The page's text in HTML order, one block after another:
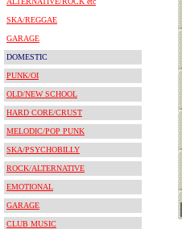
SKA/REGGAE
GARAGE
DOMESTIC
PUNK/OI
OLD/NEW SCHOOL
HARD CORE/CRUST
MELODIC/POP PUNK
SKA/PSYCHOBILLY
ROCK/ALTERNATIVE
EMOTIONAL
GARAGE
CLUB MUSIC